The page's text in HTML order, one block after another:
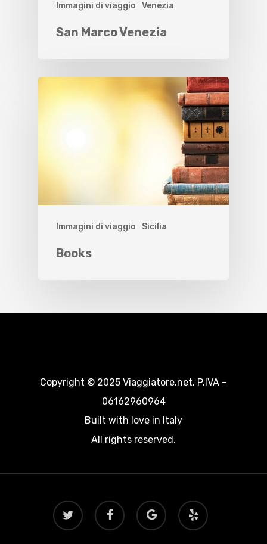
Immagini di viaggio Venezia
San Marco Venezia
Immagini di viaggio Sicilia
Books
Copyright © 2025 Viaggiatore.net. P.IVA –
06162960964
Built with love in Italy
All rights reserved.
twitter facebook
google-
plus
yelp